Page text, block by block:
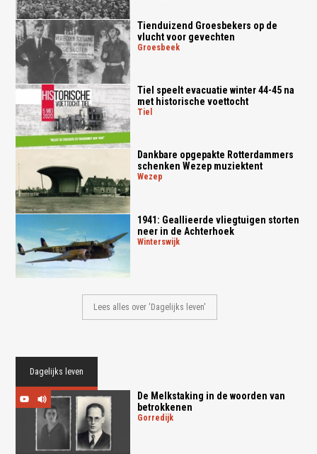
Tienduizend Groesbekers op de
vlucht voor gevechten
groesbeek
Tiel speelt evacuatie winter 44-45 na
met historische voettocht
tiel
Dankbare opgepakte Rotterdammers
schenken Wezep muziektent
wezep
1941: Geallieerde vliegtuigen storten
neer in de Achterhoek
winterswijk
Lees alles over 'Dagelijks leven'
Dagelijks leven
De Melkstaking in de woorden van
betrokkenen
gorredijk